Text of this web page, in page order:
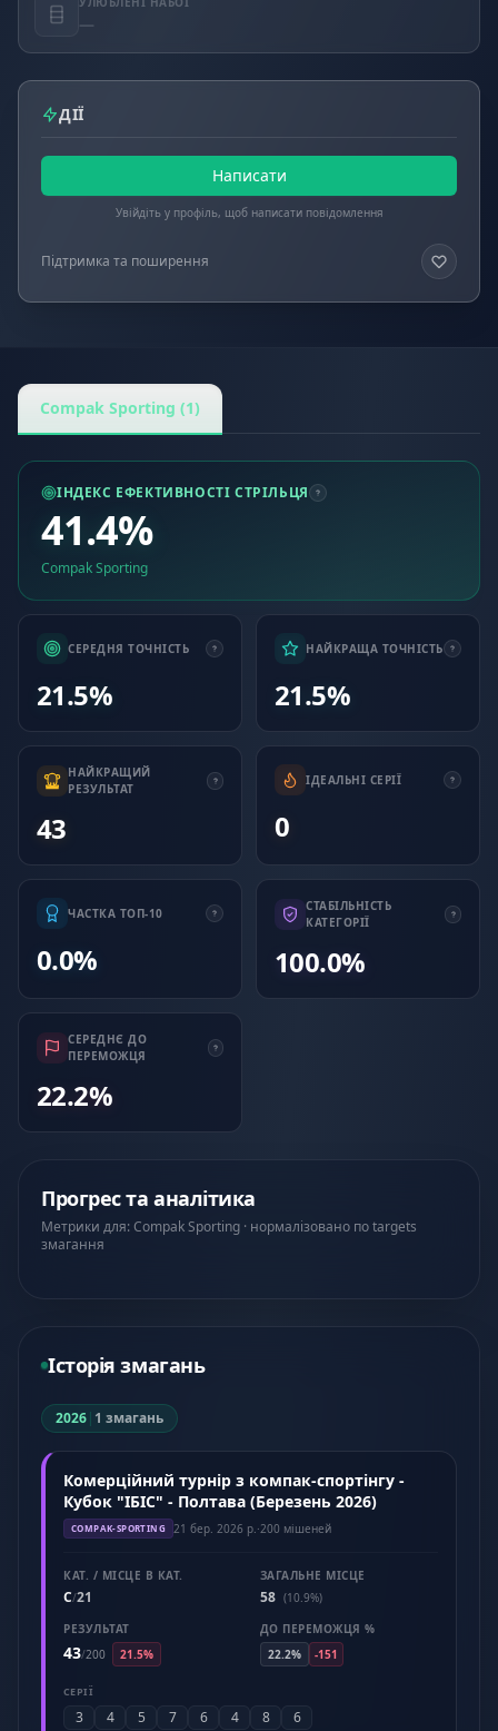
—
ДІЇ
Написати
Увійдіть у профіль, щоб написати повідомлення
Підтримка та поширення
Compak Sporting (1)
ІНДЕКС ЕФЕКТИВНОСТІ СТРІЛЬЦЯ
41.4%
Compak Sporting
СЕРЕДНЯ ТОЧНІСТЬ
21.5%
НАЙКРАЩА ТОЧНІСТЬ
21.5%
НАЙКРАЩИЙ
РЕЗУЛЬТАТ
43
ІДЕАЛЬНІ СЕРІЇ
0
ЧАСТКА ТОП-10
0.0%
СТАБІЛЬНІСТЬ
КАТЕГОРІЇ
100.0%
СЕРЕДНЄ ДО
ПЕРЕМОЖЦЯ
22.2%
Прогрес та аналітика
Метрики для: Compak Sporting · нормалізовано по targets
змагання
Історія змагань
2026| 1 змагань
Комерційний турнір з компак-спортінгу -
Кубок "ІБІС" - Полтава (Березень 2026)
COMPAK-SPORTING 21 бер. 2026 р. ·200 мішеней
КАТ. / МІСЦЕ В КАТ.
C/21
ЗАГАЛЬНЕ МІСЦЕ
58 (10.9%)
РЕЗУЛЬТАТ
43/200 21.5%
ДО ПЕРЕМОЖЦЯ %
22.2%
-151
СЕРІЇ
3 4 5 7 6 4 8 6